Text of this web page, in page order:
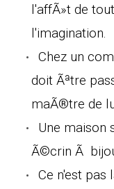
l'affÃ»t de
l'imagination.
Chez un
doit Ãªtre
maÃ®tre de
Une maison
Ã©crin Ã
Ce n'est